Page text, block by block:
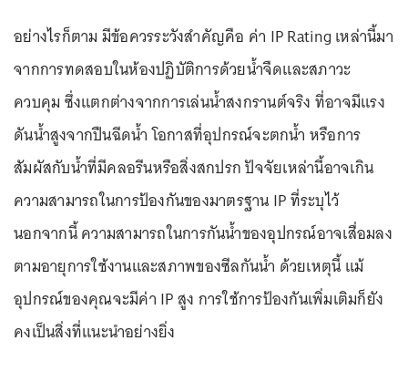
อย่างไรก็ตาม มีข้อควรระวังสำคัญคือ ค่า IP Rating เหล่านี้มา
จากการทดสอบในห้องปฏิบัติการด้วยน้ำจืดและสภาวะ
ควบคุม ซึ่งแตกต่างจากการเล่นน้ำสงกรานต์จริง ที่อาจมีแรง
ดันน้ำสูงจากปืนฉีดน้ำ โอกาสที่อุปกรณ์จะตกน้ำ หรือการ
สัมผัสกับน้ำที่มีคลอรีนหรือสิ่งสกปรก ปัจจัยเหล่านี้อาจเกิน
ความสามารถในการป้องกันของมาตรฐาน IP ที่ระบุไว้
นอกจากนี้ ความสามารถในการกันน้ำของอุปกรณ์อาจเสื่อมลง
ตามอายุการใช้งานและสภาพของซีลกันน้ำ ด้วยเหตุนี้ แม้
อุปกรณ์ของคุณจะมีค่า IP สูง การใช้การป้องกันเพิ่มเติมก็ยัง
คงเป็นสิ่งที่แนะนำอย่างยิ่ง